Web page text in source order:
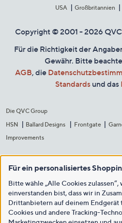
USA
Großbritannien
Copyright © 2001 - 2026 QVC
Für die Richtigkeit der
Gewähr. Bitte
AGB, die
Standards und das
Die QVC Group
HSN
Ballard Designs Frontgate
Improvements
Für ein personalisiertes
Bitte wähle „Alle Cookies
einverstanden bist, dass wir in
Drittanbietern auf deinem
Cookies und andere Tracking-